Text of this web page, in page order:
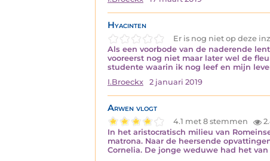
Hyacinten
Er is nog niet op deze
Als een voorbode van de naderende
vooreerst nog niet maar later wel de
studente waarin ik nog leef en mijn
I.Broeckx
2 januari 2019
Arwen vlogt
4.1 met 8 stemmen
In het aristocratisch milieu van
matrona. Naar de heersende
Cornelia. De jonge weduwe had het